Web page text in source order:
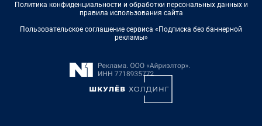
Политика конфиденциальности и обработки персональных данных и
правила использования сайта
Пользовательское соглашение сервиса «Подписка без баннерной
рекламы»